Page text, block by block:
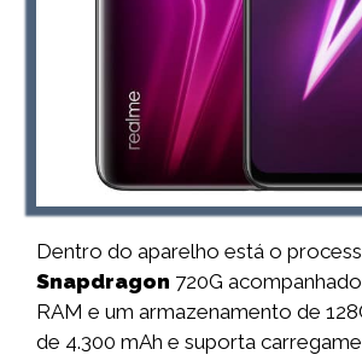
Dentro do aparelho está o
Snapdragon 720G
RAM e um armazenamento de
de 4.300 mAh e suporta